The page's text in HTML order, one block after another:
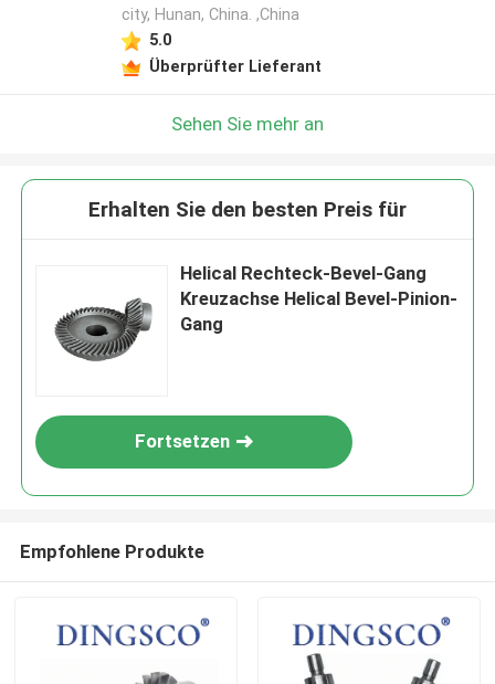
city, Hunan, China. ,China
5.0
Überprüfter Lieferant
Sehen Sie mehr an
Erhalten Sie den besten Preis für
Helical Rechteck-Bevel-Gang
Kreuzachse Helical Bevel-Pinion-
Gang
Fortsetzen
Empfohlene Produkte